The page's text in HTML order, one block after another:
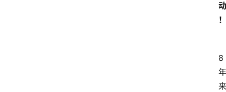
动
！
8
年
来